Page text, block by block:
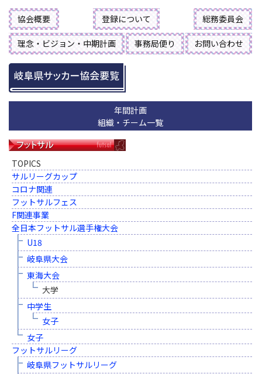
協会概要 登録について 総務委員会
理念・ビジョン・中期計画 事務局便り お問い合わせ
年間計画
組織・チーム一覧
TOPICS
サルリーグカップ
コロナ関連
フットサルフェス
F関連事業
全日本フットサル選手権大会
U18
岐阜県大会
東海大会
大学
中学生
女子
女子
フットサルリーグ
岐阜県フットサルリーグ